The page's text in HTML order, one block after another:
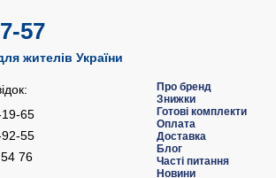
57
жителів України
65
55
76
Про бренд
Знижки
Готові комплекти
Оплата
Доставка
Блог
Часті питання
Новини